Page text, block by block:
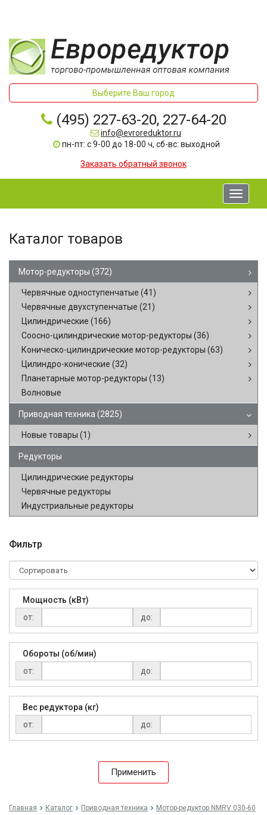
Выберите Ваш город
(495) 227-63-20, 227-64-20
info@evroreduktor.ru
пн-пт: с 9-00 до 18-00 ч, сб-вс: выходной
Заказать обратный звонок
Toggle
Каталог товаров
Мотор-редукторы (372)
Червячные одноступенчатые (41)
Червячные двухступенчатые (21)
Цилиндрические (166)
Соосно-цилиндрические мотор-редукторы (36)
Коническо-цилиндрические мотор-редукторы (63)
Цилиндро-конические (32)
Планетарные мотор-редукторы (13)
Волновые
Приводная техника (2825)
Новые товары (1)
Редукторы
Цилиндрические редукторы
Червячные редукторы
Индустриальные редукторы
Фильтр
Мощность (кВт)
от:
до:
Обороты (об/мин)
от:
до:
Вес редуктора (кг)
от:
до:
Применить
Главная Каталог Приводная техника
Мо­тор-ре­дук­тор NMRV 030-60